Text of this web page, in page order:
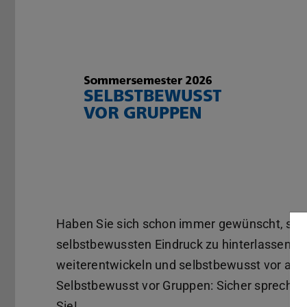
Haben Sie sich schon immer gewünscht,
selbstbewussten Eindruck zu hinterlassen?
weiterentwickeln und selbstbewusst vor
Selbstbewusst vor Gruppen: Sicher